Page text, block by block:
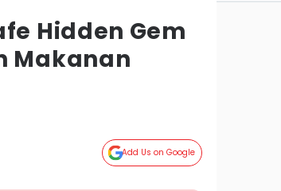
Hidden Gem
Makanan
Add Us on Google